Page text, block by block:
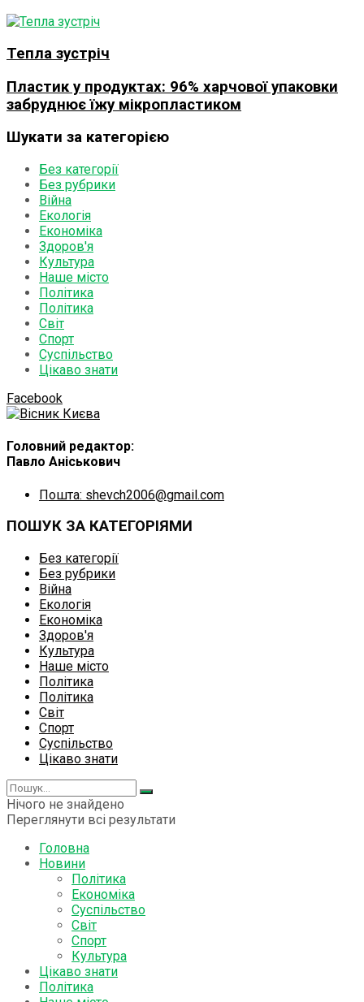
Тепла зустріч
Пластик у продуктах: 96% харчової упаковки
забруднює їжу мікропластиком
Шукати за категорією
Без категорії
Без рубрики
Війна
Екологія
Економіка
Здоров'я
Культура
Наше місто
Політика
Політика
Світ
Спорт
Суспільство
Цікаво знати
Facebook
Головний редактор:
Павло Аніськович
Пошта: shevch2006@gmail.com
ПОШУК ЗА КАТЕГОРІЯМИ
Без категорії
Без рубрики
Війна
Екологія
Економіка
Здоров'я
Культура
Наше місто
Політика
Політика
Світ
Спорт
Суспільство
Цікаво знати
Нічого не знайдено
Переглянути всі результати
Головна
Новини
Політика
Економіка
Суспільство
Світ
Спорт
Культура
Цікаво знати
Політика